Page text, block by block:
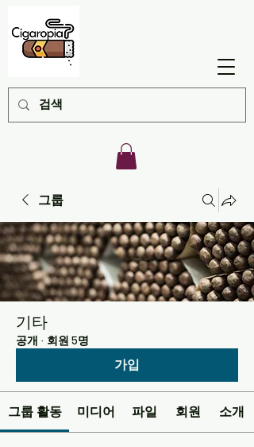
그룹
기타
공개 · 회원 5명
가입
그룹 활동 미디어 파일 회원 소개